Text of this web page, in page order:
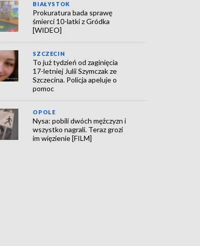
BIAŁYSTOK
Prokuratura bada sprawę
śmierci 10-latki z Gródka
[WIDEO]
SZCZECIN
To już tydzień od zaginięcia
17-letniej Julii Szymczak ze
Szczecina. Policja apeluje o
pomoc
OPOLE
Nysa: pobili dwóch mężczyzn i
wszystko nagrali. Teraz grozi
im więzienie [FILM]